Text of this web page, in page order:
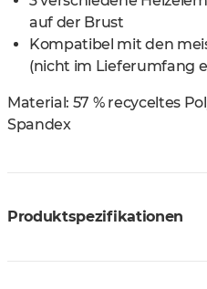
auf der Brust
Kompatibel mit den
(nicht im Lieferumfang
Material: 57 % recyceltes
Spandex
Produktspezifikationen